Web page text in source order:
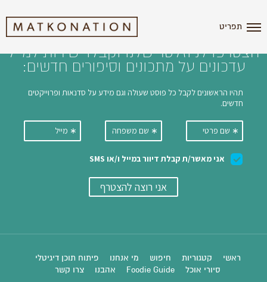
תפריט
הצטרפו לניוזלטר שלנו וקבלו ישירות למייל
עדכונים על מתכונים וסיפורים חדשים:
ראשי קטגוריות חיפוש מי אנחנו
פיתוח תוכן דיגיטלי
סיורי אוכל
Foodie Guide אהבנו צרו קשר